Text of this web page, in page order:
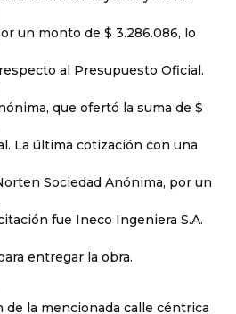
un monto de $ 3.286.086, lo
al Presupuesto Oficial.
que ofertó la suma de $
La última cotización con una
Sociedad Anónima, por un
fue Ineco Ingeniera S.A.
entregar la obra.
de la mencionada calle céntrica